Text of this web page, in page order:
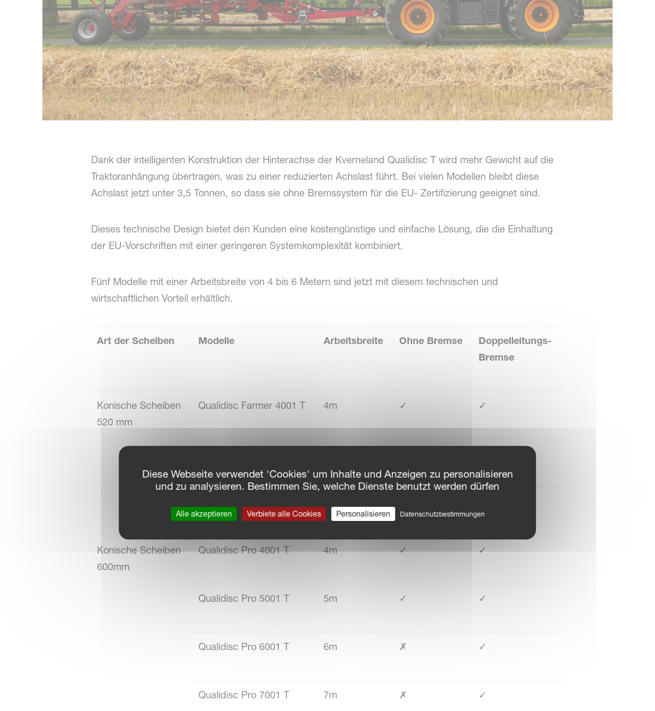
Dank der intelligenten Konstruktion der Hinterachse der Kverneland Qualidisc T wird mehr Gewicht auf die
Traktoranhängung übertragen, was zu einer reduzierten Achslast führt. Bei vielen Modellen bleibt diese
Achslast jetzt unter 3,5 Tonnen, so dass sie ohne Bremssystem für die EU- Zertifizierung geeignet sind.
Dieses technische Design bietet den Kunden eine kostengünstige und einfache Lösung, die die Einhaltung
der EU-Vorschriften mit einer geringeren Systemkomplexität kombiniert.
Fünf Modelle mit einer Arbeitsbreite von 4 bis 6 Metern sind jetzt mit diesem technischen und
wirtschaftlichen Vorteil erhältlich.
Art der Scheiben Modelle Arbeitsbreite Ohne Bremse
Doppelleitungs-
Bremse
Konische Scheiben
520 mm
Qualidisc Farmer 4001 T 4m ✓ ✓
Konische Scheiben
600mm
Qualidisc Pro 4001 T 4m ✓ ✓
Qualidisc Pro 5001 T 5m ✓ ✓
Qualidisc Pro 6001 T 6m ✗ ✓
Qualidisc Pro 7001 T 7m ✗ ✓
Diese Webseite verwendet 'Cookies' um Inhalte und Anzeigen zu personalisieren
und zu analysieren. Bestimmen Sie, welche Dienste benutzt werden dürfen
Alle akzeptieren Verbiete alle Cookies Personalisieren Datenschutzbestimmungen